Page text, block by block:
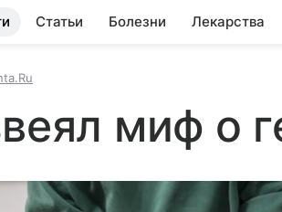
Статьи Болезни Лекарства
миф о